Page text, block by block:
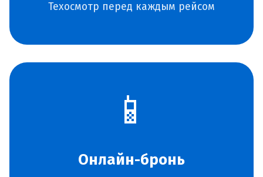
Техосмотр перед каждым рейсом
📱
Онлайн-бронь